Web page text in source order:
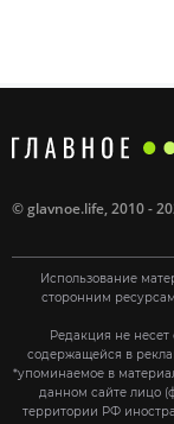
©glavnoe.life, 2010 -
Использование
сторонним
Редакция не несет
содержащейся в
*упоминаемое в
данном сайте лицо
территории РФ